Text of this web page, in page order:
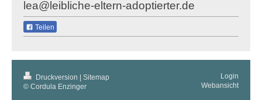
lea@leibliche-eltern-adoptierter.de
Teilen
Druckversion | Sitemap
© Cordula Enzinger
Login
Webansicht